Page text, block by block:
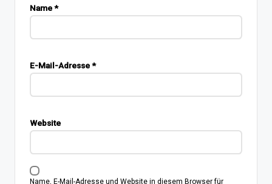
Name*
E-Mail-Adresse*
Website
Name, E-Mail-Adresse und Website in diesem Browser für